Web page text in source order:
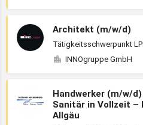
Architekt (m/w/d)
Tätigkeitsschwerpunkt
INNOgruppe GmbH
Handwerker (m/w/
Sanitär in Vollzeit –
Allgäu